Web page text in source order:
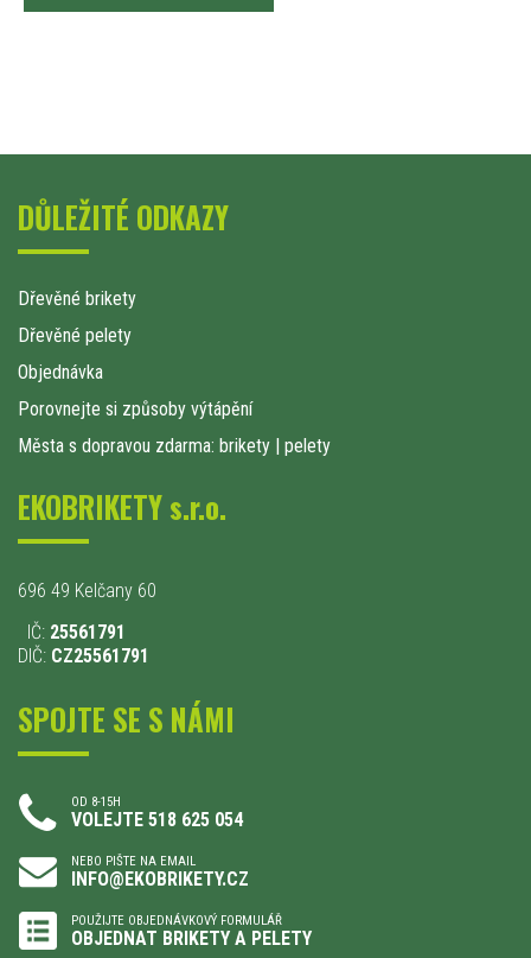
DŮLEŽITÉ ODKAZY
Dřevěné brikety
Dřevěné pelety
Objednávka
Porovnejte si způsoby výtápění
Města s dopravou zdarma: brikety | pelety
EKOBRIKETY s.r.o.
696 49 Kelčany 60
IČ: 25561791
DIČ: CZ25561791
SPOJTE SE S NÁMI
OD 8-15H
VOLEJTE 518 625 054
NEBO PIŠTE NA EMAIL
INFO@EKOBRIKETY.CZ
POUŽIJTE OBJEDNÁVKOVÝ FORMULÁŘ
OBJEDNAT BRIKETY A PELETY